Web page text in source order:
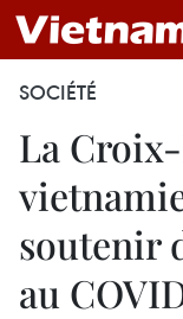
SOCIÉTÉ
La
soutenir
au